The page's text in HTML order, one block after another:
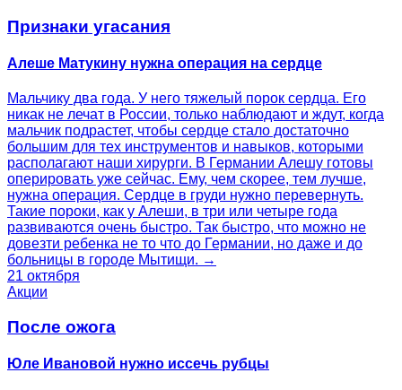
Признаки угасания
Алеше Матукину нужна операция на сердце
Мальчику два года. У него тяжелый порок сердца. Его
никак не лечат в России, только наблюдают и ждут, когда
мальчик подрастет, чтобы сердце стало достаточно
большим для тех инструментов и навыков, которыми
располагают наши хирурги. В Германии Алешу готовы
оперировать уже сейчас. Ему, чем скорее, тем лучше,
нужна операция. Сердце в груди нужно перевернуть.
Такие пороки, как у Алеши, в три или четыре года
развиваются очень быстро. Так быстро, что можно не
довезти ребенка не то что до Германии, но даже и до
больницы в городе Мытищи. →
21 октября
Акции
После ожога
Юле Ивановой нужно иссечь рубцы